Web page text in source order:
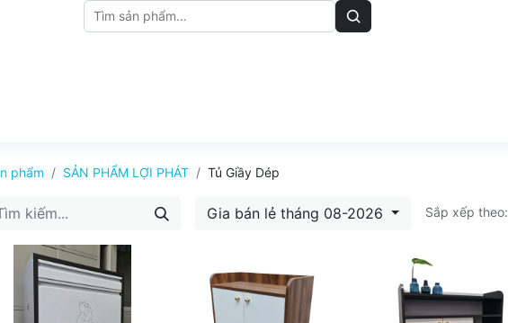
phẩm SẢN PHẨM LỢI PHÁT Tủ Giầy Dép
Gia bán lẻ tháng 08-2026 Sắp xếp theo: